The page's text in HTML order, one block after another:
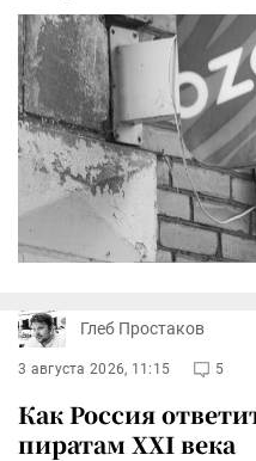
Глеб Простаков
3 августа 2026, 11:15 5
Как Россия
пиратам XXI века